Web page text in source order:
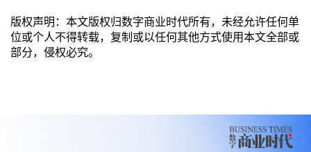
版权声明：本文版权归数字商业时代所有，未经允许任何单
位或个人不得转载，复制或以任何其他方式使用本文全部或
部分，侵权必究。